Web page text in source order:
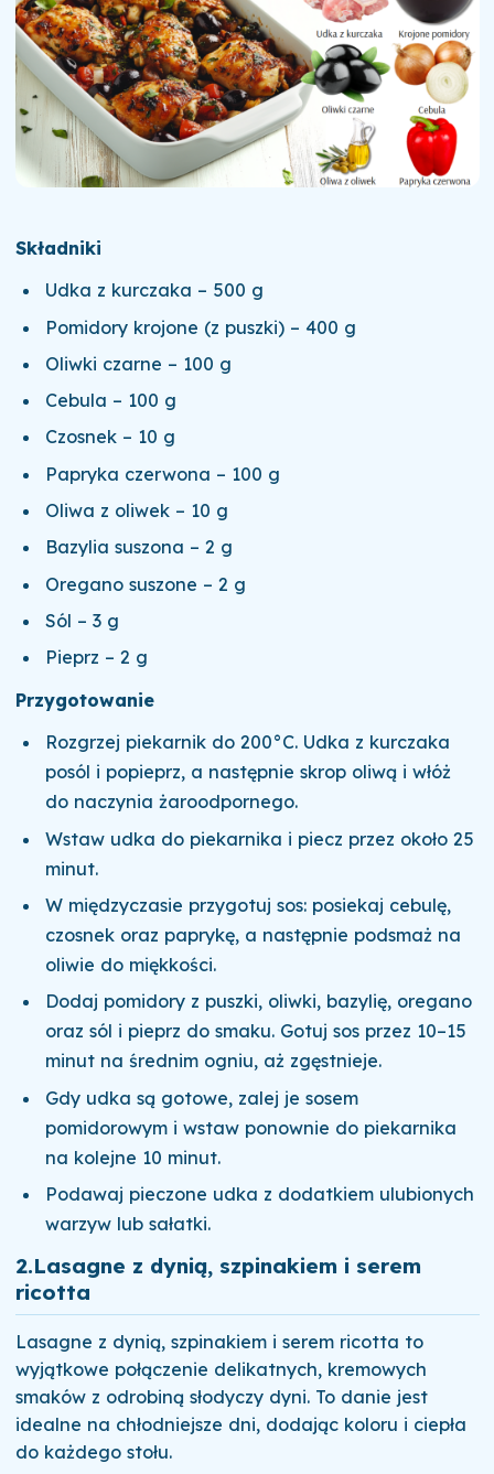
Składniki
Udka z kurczaka – 500 g
Pomidory krojone (z puszki) – 400 g
Oliwki czarne – 100 g
Cebula – 100 g
Czosnek – 10 g
Papryka czerwona – 100 g
Oliwa z oliwek – 10 g
Bazylia suszona – 2 g
Oregano suszone – 2 g
Sól – 3 g
Pieprz – 2 g
Przygotowanie
Rozgrzej piekarnik do 200°C. Udka z kurczaka
posól i popieprz, a następnie skrop oliwą i włóż
do naczynia żaroodpornego.
Wstaw udka do piekarnika i piecz przez około 25
minut.
W międzyczasie przygotuj sos: posiekaj cebulę,
czosnek oraz paprykę, a następnie podsmaż na
oliwie do miękkości.
Dodaj pomidory z puszki, oliwki, bazylię, oregano
oraz sól i pieprz do smaku. Gotuj sos przez 10–15
minut na średnim ogniu, aż zgęstnieje.
Gdy udka są gotowe, zalej je sosem
pomidorowym i wstaw ponownie do piekarnika
na kolejne 10 minut.
Podawaj pieczone udka z dodatkiem ulubionych
warzyw lub sałatki.
2.Lasagne z dynią, szpinakiem i serem
ricotta
Lasagne z dynią, szpinakiem i serem ricotta to
wyjątkowe połączenie delikatnych, kremowych
smaków z odrobiną słodyczy dyni. To danie jest
idealne na chłodniejsze dni, dodając koloru i ciepła
do każdego stołu.